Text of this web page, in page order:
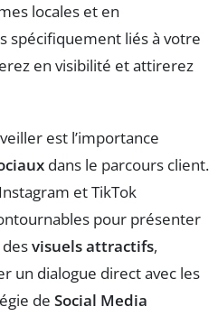
locales et en
spécifiquement liés à votre
en visibilité et attirerez
est l’importance
dans le parcours client.
et TikTok
pour présenter
visuels attractifs,
un dialogue direct avec les
de Social Media